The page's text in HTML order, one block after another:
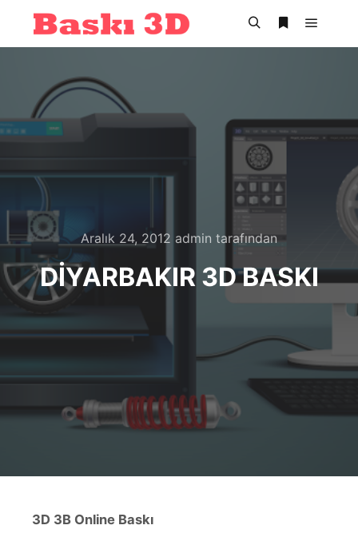
Ana
Aralık 24, 2012 admin tarafından
DIYARBAKIR 3D BASKI
3D 3B Online Baskı